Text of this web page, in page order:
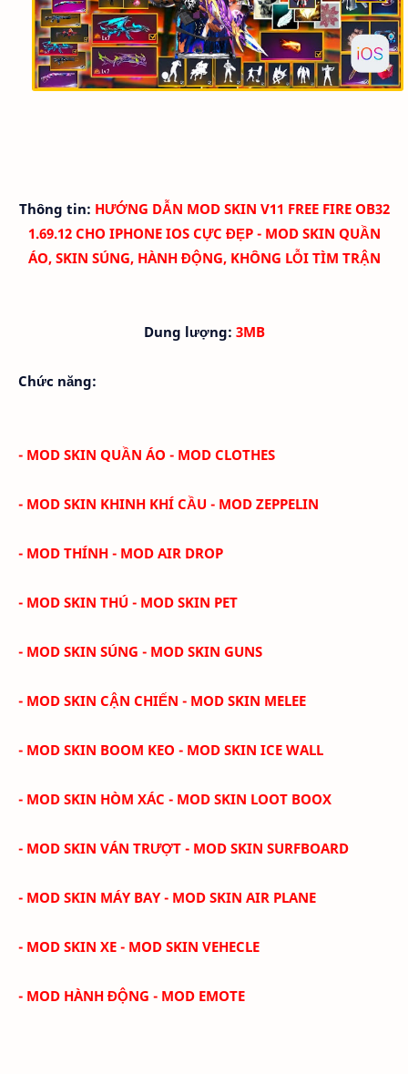
Thông tin: HƯỚNG DẪN MOD SKIN V11 FREE FIRE OB32
1.69.12 CHO IPHONE IOS CỰC ĐẸP - MOD SKIN QUẦN
ÁO, SKIN SÚNG, HÀNH ĐỘNG, KHÔNG LỖI TÌM TRẬN
Dung lượng: 3MB
Chức năng:
- MOD SKIN QUẦN ÁO - MOD CLOTHES
- MOD SKIN KHINH KHÍ CẦU - MOD ZEPPELIN
- MOD THÍNH - MOD AIR DROP
- MOD SKIN THÚ - MOD SKIN PET
- MOD SKIN SÚNG - MOD SKIN GUNS
- MOD SKIN CẬN CHIẾN - MOD SKIN MELEE
- MOD SKIN BOOM KEO - MOD SKIN ICE WALL
- MOD SKIN HÒM XÁC - MOD SKIN LOOT BOOX
- MOD SKIN VÁN TRƯỢT - MOD SKIN SURFBOARD
- MOD SKIN MÁY BAY - MOD SKIN AIR PLANE
- MOD SKIN XE - MOD SKIN VEHECLE
- MOD HÀNH ĐỘNG - MOD EMOTE